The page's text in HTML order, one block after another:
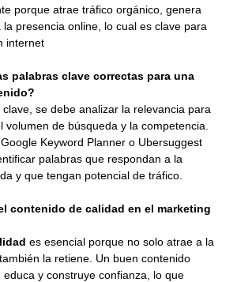
porque atrae tráfico orgánico, genera
presencia online, lo cual es clave para
internet
palabras clave correctas para una
se debe analizar la relevancia para
volumen de búsqueda y la competencia.
Keyword Planner o Ubersuggest
palabras que respondan a la
y que tengan potencial de tráfico.
contenido de calidad en el marketing
es esencial porque no solo atrae a la
la retiene. Un buen contenido
y construye confianza, lo que